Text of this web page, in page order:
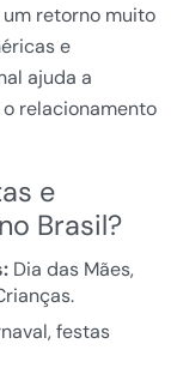
retorno muito
e
ajuda a
relacionamento
e
Brasil?
Dia das Mães,
festas